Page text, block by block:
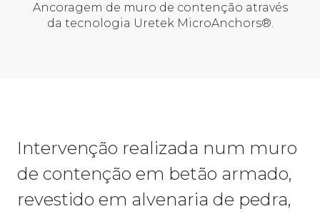
Ancoragem de muro de contenção através
da tecnologia Uretek MicroAnchors®.
Intervenção realizada num muro
de contenção em betão armado,
revestido em alvenaria de pedra,